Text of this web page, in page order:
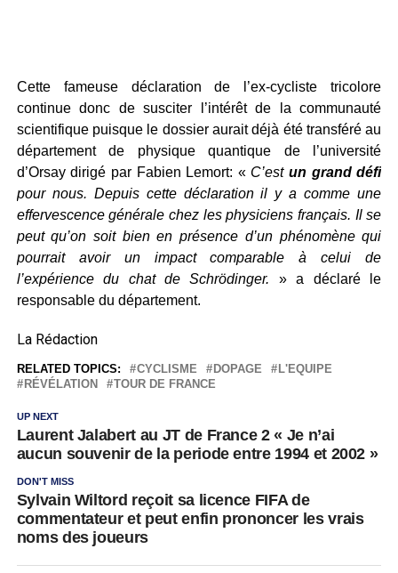
Cette fameuse déclaration de l’ex-cycliste tricolore
continue donc de susciter l’intérêt de la communauté
scientifique puisque le dossier aurait déjà été transféré au
département de physique quantique de l’université
d’Orsay dirigé par Fabien Lemort: « C’estun grand défi
pour nous. Depuis cette déclaration il y a comme une
effervescence générale chez les physiciens français. Il se
peut qu’on soit bien en présence d’un phénomène qui
pourrait avoir un impact comparable à celui de
l’expérience du chat de Schrödinger. » a déclaré le
responsable du département.
La Rédaction
RELATED TOPICS: CYCLISME DOPAGE
L'EQUIPE
RÉVÉLATION
TOUR DE FRANCE
UP NEXT
Laurent Jalabert au JT de France 2 « Je n’ai
aucun souvenir de la periode entre 1994 et 2002 »
DON'T MISS
Sylvain Wiltord reçoit sa licence FIFA de
commentateur et peut enfin prononcer les vrais
noms des joueurs